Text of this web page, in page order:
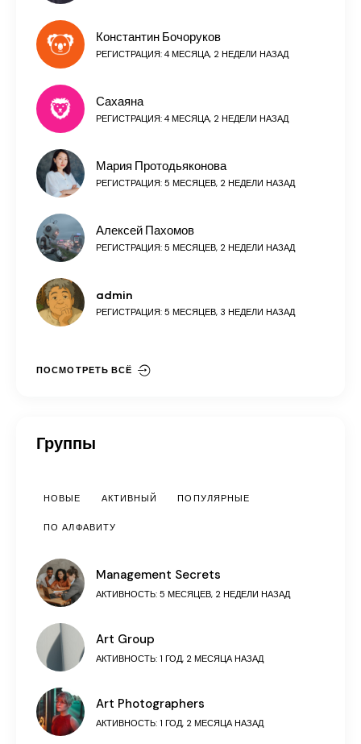
Константин Бочоруков
РЕГИСТРАЦИЯ: 4 МЕСЯЦА, 2 НЕДЕЛИ НАЗАД
Сахаяна
РЕГИСТРАЦИЯ: 4 МЕСЯЦА, 2 НЕДЕЛИ НАЗАД
Мария Протодьяконова
РЕГИСТРАЦИЯ: 5 МЕСЯЦЕВ, 2 НЕДЕЛИ НАЗАД
Алексей Пахомов
РЕГИСТРАЦИЯ: 5 МЕСЯЦЕВ, 2 НЕДЕЛИ НАЗАД
admin
РЕГИСТРАЦИЯ: 5 МЕСЯЦЕВ, 3 НЕДЕЛИ НАЗАД
ПОСМОТРЕТЬ ВСЁ
Группы
НОВЫЕ АКТИВНЫЙ ПОПУЛЯРНЫЕ
ПО АЛФАВИТУ
Management Secrets
АКТИВНОСТЬ: 5 МЕСЯЦЕВ, 2 НЕДЕЛИ НАЗАД
Art Group
АКТИВНОСТЬ: 1 ГОД, 2 МЕСЯЦА НАЗАД
Art Photographers
АКТИВНОСТЬ: 1 ГОД, 2 МЕСЯЦА НАЗАД